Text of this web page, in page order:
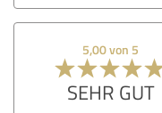
5,00 von 5
SEHR GUT